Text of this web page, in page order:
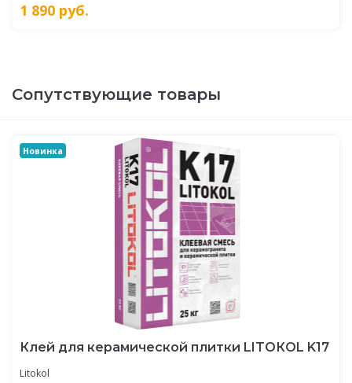
1 890 руб.
Сопутствующие товары
Новинка
Клей для керамической плитки LITOКOL K17
Litokol